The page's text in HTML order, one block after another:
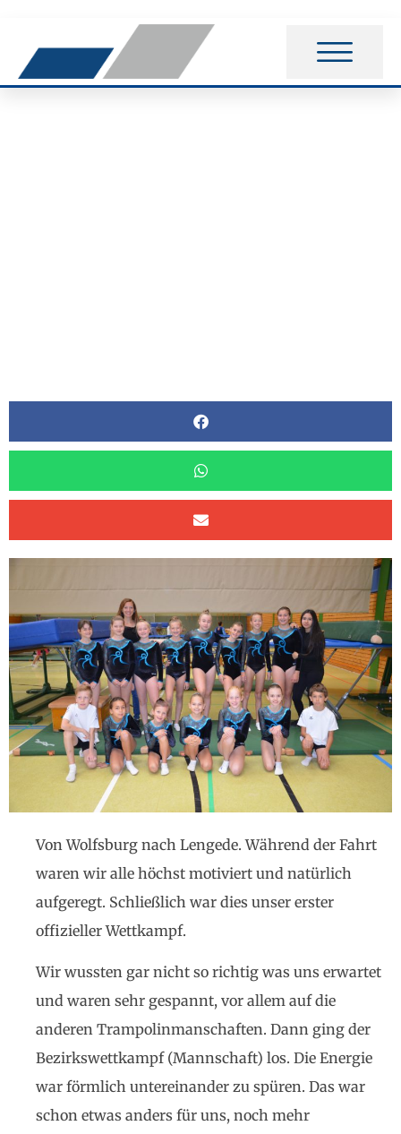
Von Wolfsburg nach Lengede. Während der Fahrt
waren wir alle höchst motiviert und natürlich
aufgeregt. Schließlich war dies unser erster
offizieller Wettkampf.
Wir wussten gar nicht so richtig was uns erwartet
und waren sehr gespannt, vor allem auf die
anderen Trampolinmanschaften. Dann ging der
Bezirkswettkampf (Mannschaft) los. Die Energie
war förmlich untereinander zu spüren. Das war
schon etwas anders für uns, noch mehr